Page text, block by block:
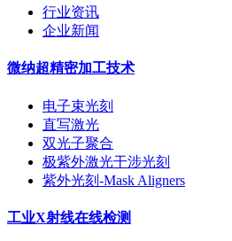
行业资讯
企业新闻
微纳超精密加工技术
电子束光刻
直写激光
双光子聚合
极紫外激光干涉光刻
紫外光刻-Mask Aligners
工业X射线在线检测